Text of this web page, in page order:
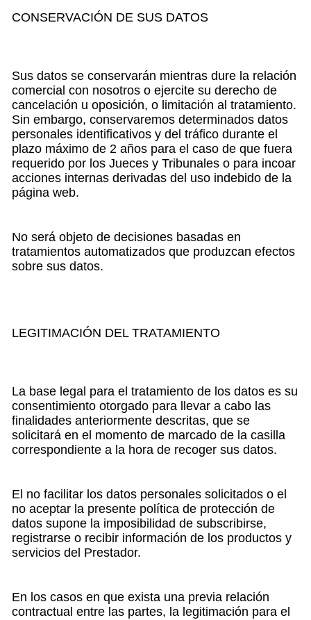
CONSERVACIÓN DE SUS DATOS
Sus datos se conservarán mientras dure la relación
comercial con nosotros o ejercite su derecho de
cancelación u oposición, o limitación al tratamiento.
Sin embargo, conservaremos determinados datos
personales identificativos y del tráfico durante el
plazo máximo de 2 años para el caso de que fuera
requerido por los Jueces y Tribunales o para incoar
acciones internas derivadas del uso indebido de la
página web.
No será objeto de decisiones basadas en
tratamientos automatizados que produzcan efectos
sobre sus datos.
LEGITIMACIÓN DEL TRATAMIENTO
La base legal para el tratamiento de los datos es su
consentimiento otorgado para llevar a cabo las
finalidades anteriormente descritas, que se
solicitará en el momento de marcado de la casilla
correspondiente a la hora de recoger sus datos.
El no facilitar los datos personales solicitados o el
no aceptar la presente política de protección de
datos supone la imposibilidad de subscribirse,
registrarse o recibir información de los productos y
servicios del Prestador.
En los casos en que exista una previa relación
contractual entre las partes, la legitimación para el